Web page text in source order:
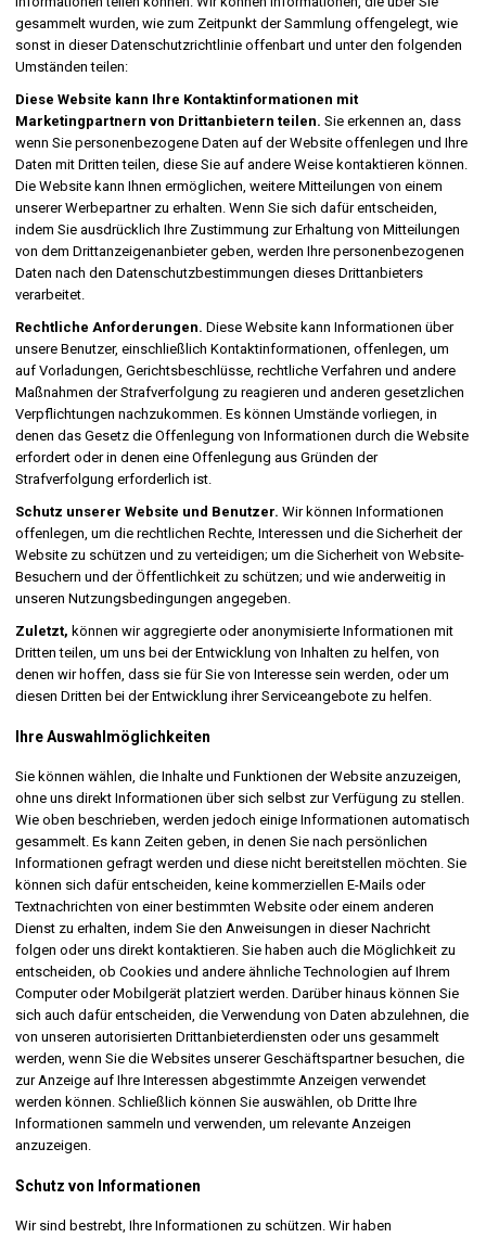
gesammelt wurden, wie zum Zeitpunkt der Sammlung offengelegt, wie
sonst in dieser Datenschutzrichtlinie offenbart und unter den folgenden
Umständen teilen:
Diese Website kann Ihre Kontaktinformationen mit
Marketingpartnern von Drittanbietern teilen. Sie erkennen an, dass
wenn Sie personenbezogene Daten auf der Website offenlegen und Ihre
Daten mit Dritten teilen, diese Sie auf andere Weise kontaktieren können.
Die Website kann Ihnen ermöglichen, weitere Mitteilungen von einem
unserer Werbepartner zu erhalten. Wenn Sie sich dafür entscheiden,
indem Sie ausdrücklich Ihre Zustimmung zur Erhaltung von Mitteilungen
von dem Drittanzeigenanbieter geben, werden Ihre personenbezogenen
Daten nach den Datenschutzbestimmungen dieses Drittanbieters
verarbeitet.
Rechtliche Anforderungen. Diese Website kann Informationen über
unsere Benutzer, einschließlich Kontaktinformationen, offenlegen, um
auf Vorladungen, Gerichtsbeschlüsse, rechtliche Verfahren und andere
Maßnahmen der Strafverfolgung zu reagieren und anderen gesetzlichen
Verpflichtungen nachzukommen. Es können Umstände vorliegen, in
denen das Gesetz die Offenlegung von Informationen durch die Website
erfordert oder in denen eine Offenlegung aus Gründen der
Strafverfolgung erforderlich ist.
Schutz unserer Website und Benutzer. Wir können Informationen
offenlegen, um die rechtlichen Rechte, Interessen und die Sicherheit der
Website zu schützen und zu verteidigen; um die Sicherheit von Website-
Besuchern und der Öffentlichkeit zu schützen; und wie anderweitig in
unseren Nutzungsbedingungen angegeben.
Zuletzt, können wir aggregierte oder anonymisierte Informationen mit
Dritten teilen, um uns bei der Entwicklung von Inhalten zu helfen, von
denen wir hoffen, dass sie für Sie von Interesse sein werden, oder um
diesen Dritten bei der Entwicklung ihrer Serviceangebote zu helfen.
Ihre Auswahlmöglichkeiten
Sie können wählen, die Inhalte und Funktionen der Website anzuzeigen,
ohne uns direkt Informationen über sich selbst zur Verfügung zu stellen.
Wie oben beschrieben, werden jedoch einige Informationen automatisch
gesammelt. Es kann Zeiten geben, in denen Sie nach persönlichen
Informationen gefragt werden und diese nicht bereitstellen möchten. Sie
können sich dafür entscheiden, keine kommerziellen E-Mails oder
Textnachrichten von einer bestimmten Website oder einem anderen
Dienst zu erhalten, indem Sie den Anweisungen in dieser Nachricht
folgen oder uns direkt kontaktieren. Sie haben auch die Möglichkeit zu
entscheiden, ob Cookies und andere ähnliche Technologien auf Ihrem
Computer oder Mobilgerät platziert werden. Darüber hinaus können Sie
sich auch dafür entscheiden, die Verwendung von Daten abzulehnen, die
von unseren autorisierten Drittanbieterdiensten oder uns gesammelt
werden, wenn Sie die Websites unserer Geschäftspartner besuchen, die
zur Anzeige auf Ihre Interessen abgestimmte Anzeigen verwendet
werden können. Schließlich können Sie auswählen, ob Dritte Ihre
Informationen sammeln und verwenden, um relevante Anzeigen
anzuzeigen.
Schutz von Informationen
Wir sind bestrebt, Ihre Informationen zu schützen. Wir haben